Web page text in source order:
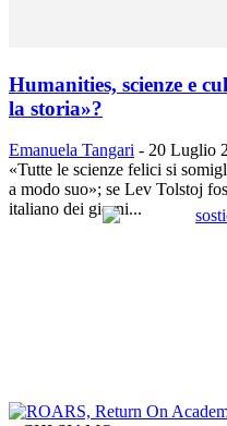
Humanities, scienze e
la storia»?
Emanuela Tangari - 20 Luglio
«Tutte le scienze felici si
a modo suo»; se Lev Tolstoj
italiano dei giorni...